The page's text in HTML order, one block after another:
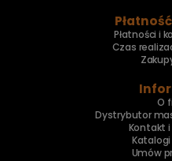
Płatności i
Czas
O
Dystrybutor
Kontakt
Katalogi
Umów